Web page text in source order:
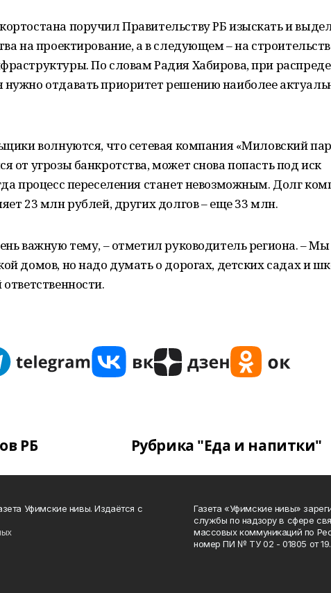
поручил Правительству РБ изыскать и
на проектирование, а в следующем – на
По словам Радия Хабирова, при
нужно отдавать приоритет решению наиболее
волнуются, что сетевая компания «Миловский
от угрозы банкротства, может снова попасть под иск
процесс переселения станет невозможным. Долг
23 млн рублей, других долгов ‒ еще 33 млн.
важную тему, – отметил руководитель региона. – Мы
домов, но надо думать о дорогах, детских садах и
РБ Рубрика "Еда и напитки"
Уфимские нивы. Издаётся с
Газета «Уфимские нивы»
службы по надзору в сфере
массовых коммуникаций по
номер ПИ № ТУ 02 - 01805 от